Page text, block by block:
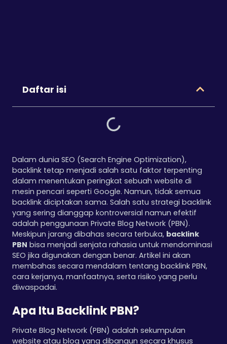
Daftar isi
Dalam dunia SEO (Search Engine Optimization),
backlink tetap menjadi salah satu faktor terpenting
dalam menentukan peringkat sebuah website di
mesin pencari seperti Google. Namun, tidak semua
backlink diciptakan sama. Salah satu strategi backlink
yang sering dianggap kontroversial namun efektif
adalah penggunaan Private Blog Network (PBN).
Meskipun jarang dibahas secara terbuka, backlink
PBN bisa menjadi senjata rahasia untuk mendominasi
SEO jika digunakan dengan benar. Artikel ini akan
membahas secara mendalam tentang backlink PBN,
cara kerjanya, manfaatnya, serta risiko yang perlu
diwaspadai.
Apa Itu Backlink PBN?
Private Blog Network (PBN) adalah sekumpulan
website atau blog yang dibangun secara khusus